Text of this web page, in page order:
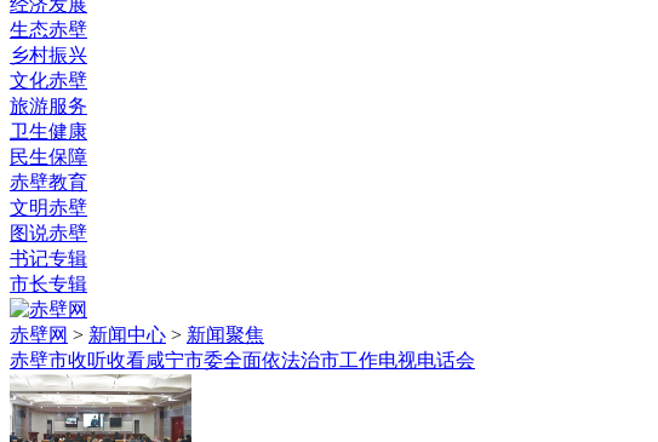
生态赤壁
乡村振兴
文化赤壁
旅游服务
卫生健康
民生保障
赤壁教育
文明赤壁
图说赤壁
书记专辑
市长专辑
赤壁网 > 新闻中心 > 新闻聚焦
赤壁市收听收看咸宁市委全面依法治市工作电视电话会